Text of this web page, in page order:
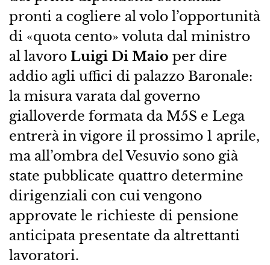
pronti a cogliere al volo l’opportunità
di «quota cento» voluta dal ministro
al lavoro Luigi Di Maio per dire
addio agli uffici di palazzo Baronale:
la misura varata dal governo
gialloverde formata da M5S e Lega
entrerà in vigore il prossimo 1 aprile,
ma all’ombra del Vesuvio sono già
state pubblicate quattro determine
dirigenziali con cui vengono
approvate le richieste di pensione
anticipata presentate da altrettanti
lavoratori.